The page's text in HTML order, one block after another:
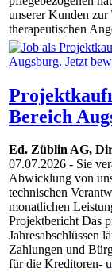
unserer Kunden zur
therapeutischen
Bereich
Ed. Züblin AG,
07.07.2026 - Sie
Abwicklung von
technischen
monatlichen
Projektbericht Das
Jahresabschlüssen
Zahlungen und
für die Kreditoren-